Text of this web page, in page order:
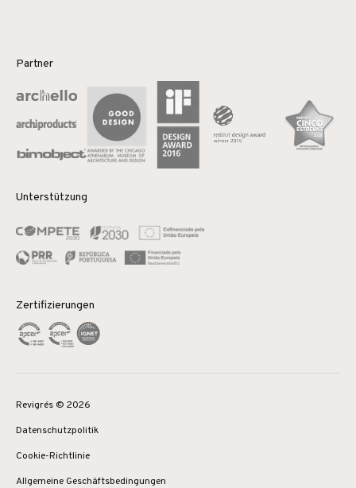
Partner
Unterstützung
Zertifizierungen
Revigrés © 2026
Datenschutzpolitik
Cookie-Richtlinie
Allgemeine Geschäftsbedingungen